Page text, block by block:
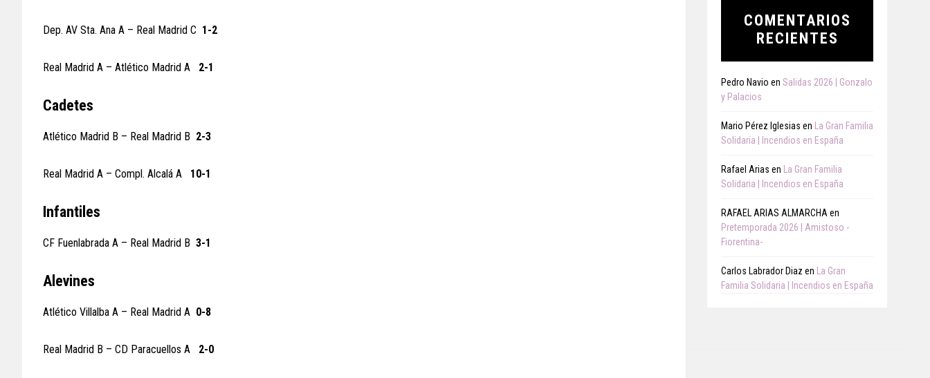
Dep. AV Sta. Ana A – Real Madrid C 1-2
Real Madrid A – Atlético Madrid A 2-1
Cadetes
Atlético Madrid B – Real Madrid B 2-3
Real Madrid A – Compl. Alcalá A 10-1
Infantiles
CF Fuenlabrada A – Real Madrid B 3-1
Alevines
Atlético Villalba A – Real Madrid A 0-8
Real Madrid B – CD Paracuellos A 2-0
COMENTARIOS
RECIENTES
Pedro Navio en Salidas 2026 | Gonzalo
y Palacios
Mario Pérez Iglesias en
La Gran Familia
Solidaria | Incendios en España
Rafael Arias en
La Gran Familia
Solidaria | Incendios en España
RAFAEL ARIAS ALMARCHA en
Pretemporada 2026 | Amistoso -
Fiorentina-
Carlos Labrador Diaz en
La Gran
Familia Solidaria | Incendios en España